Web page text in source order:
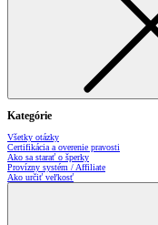
Kategórie
Všetky otázky
Certifikácia a overenie pravosti
Ako sa starať o šperky
Provízny systém / Affiliate
Ako určiť veľkosť